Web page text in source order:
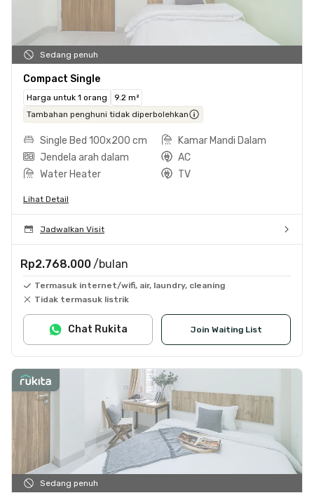
Sedang penuh
Compact Single
Harga untuk 1 orang
9.2 m²
Tambahan penghuni tidak diperbolehkan
Single Bed 100x200 cm
Kamar Mandi Dalam
Jendela arah dalam
AC
Water Heater
TV
Lihat Detail
Jadwalkan Visit
Rp2.768.000 /bulan
Termasuk internet/wifi, air, laundry, cleaning
Tidak termasuk listrik
Join Waiting List
Chat Rukita
Sedang penuh